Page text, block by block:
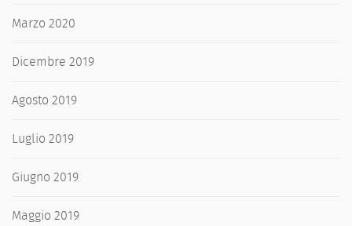
Marzo 2020
Dicembre 2019
Agosto 2019
Luglio 2019
Giugno 2019
Maggio 2019